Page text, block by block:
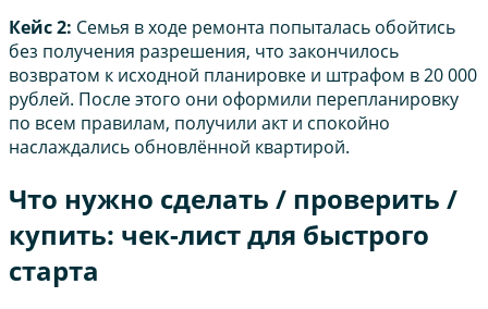
Кейс 2: Семья в ходе ремонта попыталась обойтись
без получения разрешения, что закончилось
возвратом к исходной планировке и штрафом в 20 000
рублей. После этого они оформили перепланировку
по всем правилам, получили акт и спокойно
наслаждались обновлённой квартирой.
Что нужно сделать / проверить /
купить: чек-лист для быстрого
старта